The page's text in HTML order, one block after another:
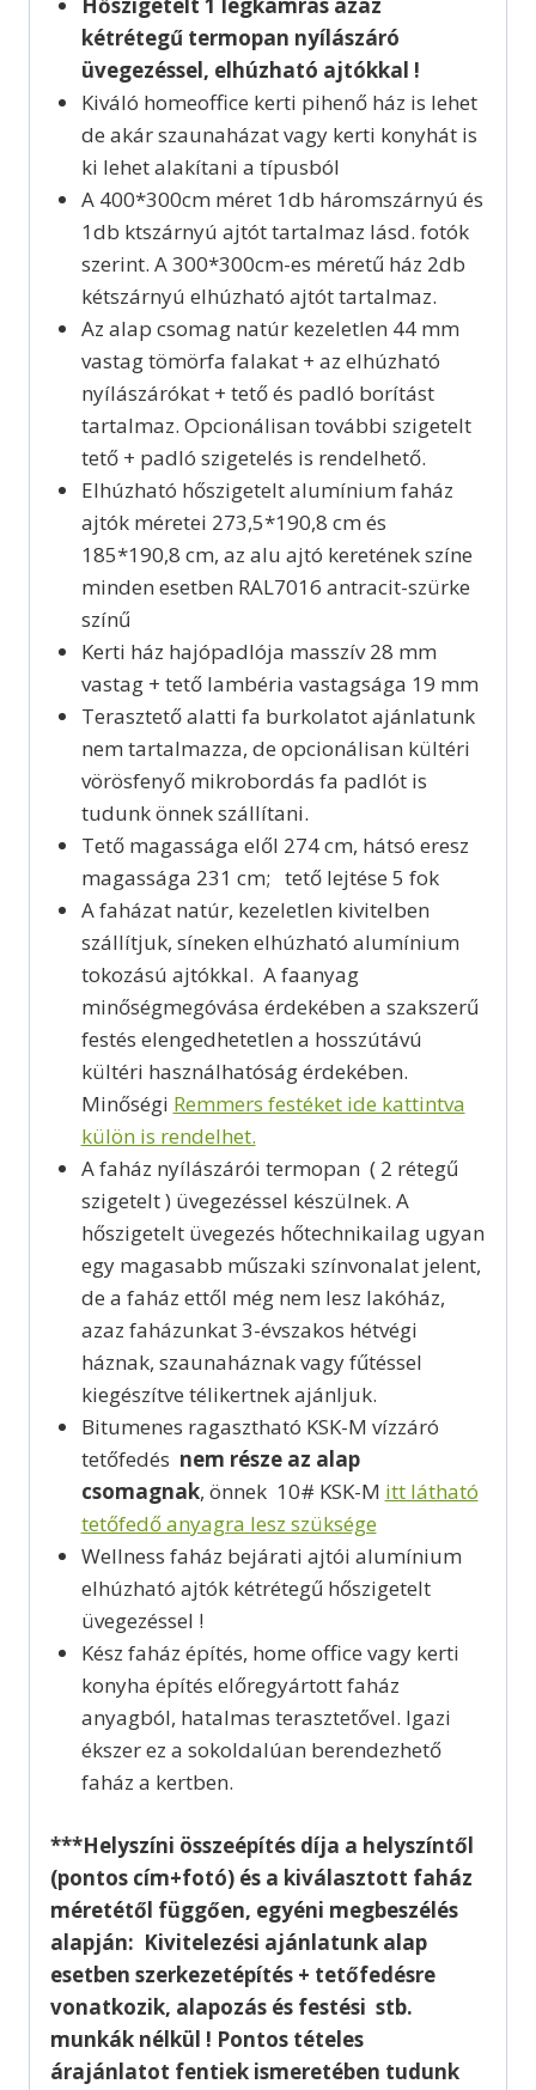
Hőszigetelt 1 légkamrás azaz
kétrétegű termopan nyílászáró
üvegezéssel, elhúzható ajtókkal !
Kiváló homeoffice kerti pihenő ház is lehet
de akár szaunaházat vagy kerti konyhát is
ki lehet alakítani a típusból
A 400*300cm méret 1db háromszárnyú és
1db ktszárnyú ajtót tartalmaz lásd. fotók
szerint. A 300*300cm-es méretű ház 2db
kétszárnyú elhúzható ajtót tartalmaz.
Az alap csomag natúr kezeletlen 44 mm
vastag tömörfa falakat + az elhúzható
nyílászárókat + tető és padló borítást
tartalmaz. Opcionálisan további szigetelt
tető + padló szigetelés is rendelhető.
Elhúzható hőszigetelt alumínium faház
ajtók méretei 273,5*190,8 cm és
185*190,8 cm, az alu ajtó keretének színe
minden esetben RAL7016 antracit-szürke
színű
Kerti ház hajópadlója masszív 28 mm
vastag + tető lambéria vastagsága 19 mm
Terasztető alatti fa burkolatot ajánlatunk
nem tartalmazza, de opcionálisan kültéri
vörösfenyő mikrobordás fa padlót is
tudunk önnek szállítani.
Tető magassága elől 274 cm, hátsó eresz
magassága 231 cm; tető lejtése 5 fok
A faházat natúr, kezeletlen kivitelben
szállítjuk, síneken elhúzható alumínium
tokozású ajtókkal. A faanyag
minőségmegóvása érdekében a szakszerű
festés elengedhetetlen a hosszútávú
kültéri használhatóság érdekében.
Minőségi Remmers festéket ide kattintva
külön is rendelhet.
A faház nyílászárói termopan ( 2 rétegű
szigetelt ) üvegezéssel készülnek. A
hőszigetelt üvegezés hőtechnikailag ugyan
egy magasabb műszaki színvonalat jelent,
de a faház ettől még nem lesz lakóház,
azaz faházunkat 3-évszakos hétvégi
háznak, szaunaháznak vagy fűtéssel
kiegészítve télikertnek ajánljuk.
Bitumenes ragasztható KSK-M vízzáró
tetőfedés nem része az alap
csomagnak, önnek 10# KSK-M itt látható
tetőfedő anyagra lesz szüksége
Wellness faház bejárati ajtói alumínium
elhúzható ajtók kétrétegű hőszigetelt
üvegezéssel !
Kész faház építés, home office vagy kerti
konyha építés előregyártott faház
anyagból, hatalmas terasztetővel. Igazi
ékszer ez a sokoldalúan berendezhető
faház a kertben.
***Helyszíni összeépítés díja a helyszíntől
(pontos cím+fotó) és a kiválasztott faház
méretétől függően, egyéni megbeszélés
alapján: Kivitelezési ajánlatunk alap
esetben szerkezetépítés + tetőfedésre
vonatkozik, alapozás és festési stb.
munkák nélkül ! Pontos tételes
árajánlatot fentiek ismeretében tudunk